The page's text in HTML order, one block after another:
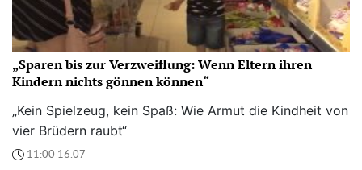
„Sparen bis zur Verzweiflung: Wenn Eltern ihren
Kindern nichts gönnen können“
„Kein Spielzeug, kein Spaß: Wie Armut die Kindheit von
vier Brüdern raubt“
11:00 16.07